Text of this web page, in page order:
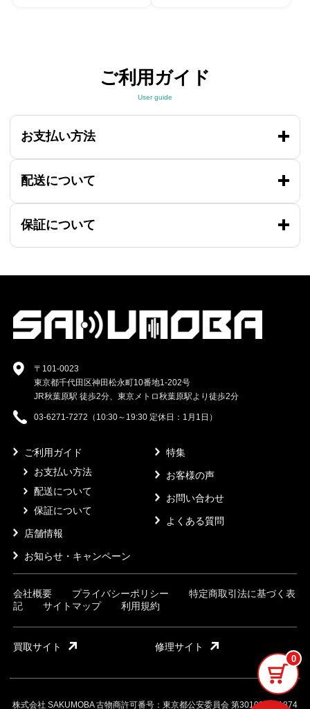
0
ご利用ガイド
User guide
お支払い方法
配送について
保証について
〒101-0023
東京都千代田区神田松永町10番地1-202号
JR秋葉原駅 徒歩2分、東京メトロ秋葉原駅より徒歩2分
03-6271-7272（10:30～19:30 定休日：1月1日）
ご利用ガイド
お支払い方法
配送について
保証について
店舗情報
お知らせ・キャンペーン
特集
お客様の声
お問い合わせ
よくある質問
会社概要 プライバシーポリシー
特定商取引法に基づく表
記
サイトマップ 利用規約
買取サイト 修理サイト
株式会社 SAKUMOBA 古物商許可番号：東京都公安委員会 第301032121874